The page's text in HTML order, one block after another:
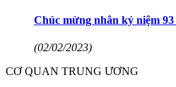
Chúc mừng nhân kỷ niệm
(02/02/2023)
CƠ QUAN TRUNG ƯƠNG